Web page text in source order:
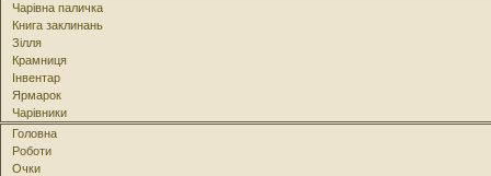
Чарівна паличка
Книга заклинань
Зілля
Крамниця
Інвентар
Ярмарок
Чарівники
Головна
Роботи
Очки